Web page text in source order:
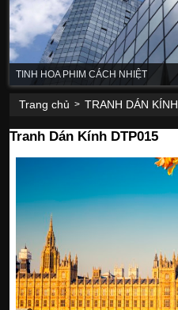
TINH HOA PHIM CÁCH NHIỆT
Trang chủ > TRANH DÁN KÍNH
Tranh Dán Kính DTP015